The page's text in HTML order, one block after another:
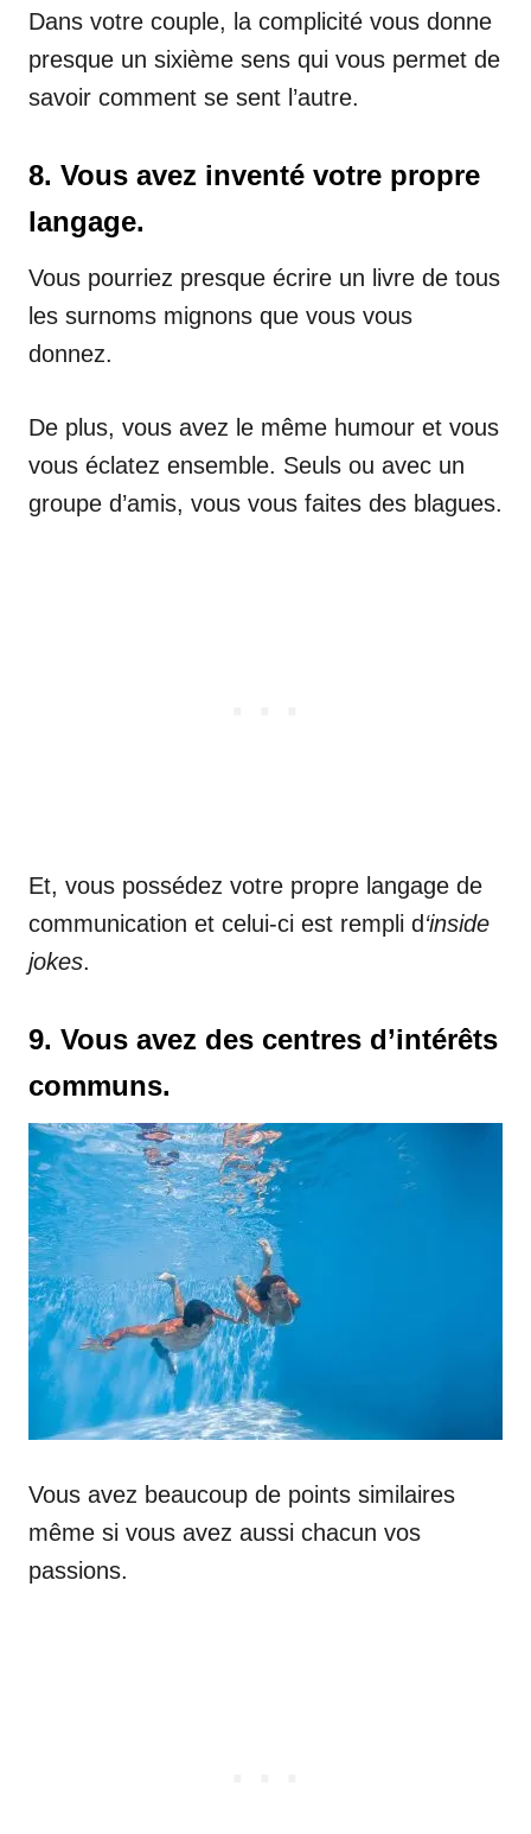
Dans votre couple, la complicité vous donne
presque un sixième sens qui vous permet de
savoir comment se sent l’autre.
8. Vous avez inventé votre propre
langage.
Vous pourriez presque écrire un livre de tous
les surnoms mignons que vous vous
donnez.
De plus, vous avez le même humour et vous
vous éclatez ensemble. Seuls ou avec un
groupe d’amis, vous vous faites des blagues.
Et, vous possédez votre propre langage de
communication et celui-ci est rempli d‘inside
jokes.
9. Vous avez des centres d’intérêts
communs.
Vous avez beaucoup de points similaires
même si vous avez aussi chacun vos
passions.